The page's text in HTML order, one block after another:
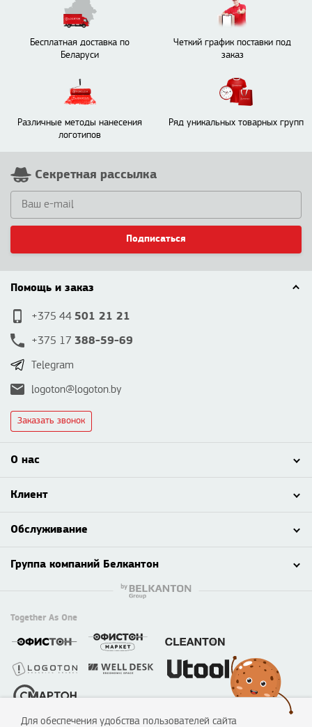
Бесплатная доставка по
Беларуси
Четкий график поставки под
заказ
Различные методы нанесения
логотипов
Ряд уникальных товарных групп
Секретная рассылка
Подписаться
Помощь и заказ
+375 44 501 21 21
+375 17 388-59-69
Telegram
logoton@logoton.by
Заказать звонок
О нас
Клиент
Обслуживание
Группа компаний Белкантон
Together As One
Для обеспечения удобства пользователей сайта